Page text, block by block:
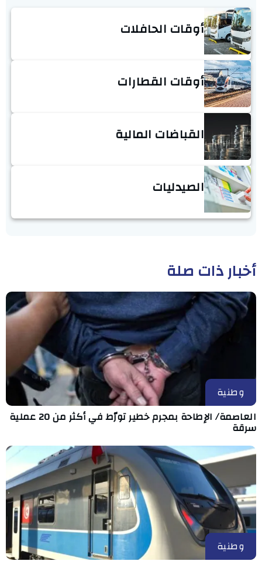
أوقات الحافلات
أوقات القطارات
القباضات المالية
الصيدليات
أخبار ذات صلة
وطنية
العاصمة/ الإطاحة بمجرم خطير تورّط في أكثر من 20 عملية
سرقة
وطنية